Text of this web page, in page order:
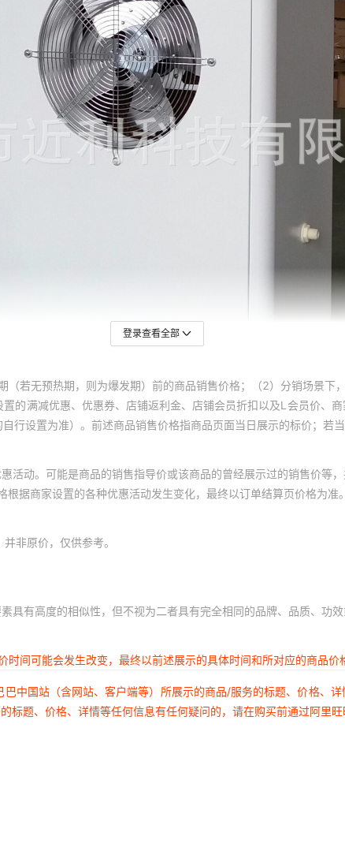
登录查看全部
（若无预热期，则为爆发期）前的商品销售价格；（2）分销场景
的满减优惠、优惠券、店铺返利金、店铺会员折扣以及L会员价、
设置为准）。前述商品销售价格指商品页面当日展示的标价；若
动。可能是商品的销售指导价或该商品的曾经展示过的销售价等，
据商家设置的各种优惠活动发生变化，最终以订单结算页价格为准。
非原价，仅供参考。
有高度的相似性，但不视为二者具有完全相同的品牌、品质、功效
间可能会发生改变，最终以前述展示的具体时间和所对应的商品价
中国站（含网站、客户端等）所展示的商品/服务的标题、价格、
题、价格、详情等任何信息有任何疑问的，请在购买前通过阿里